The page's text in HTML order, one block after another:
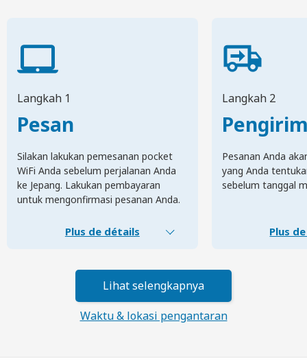
Langkah 1
Pesan
Silakan lakukan pemesanan pocket
WiFi Anda sebelum perjalanan Anda
ke Jepang. Lakukan pembayaran
untuk mengonfirmasi pesanan Anda.
Plus de détails
Langkah 2
Pesanan Anda
yang Anda
sebelum tanggal
Plus
Lihat selengkapnya
Waktu & lokasi pengantaran